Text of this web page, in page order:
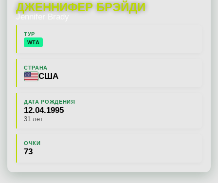
ДЖЕННИФЕР БРЭЙДИ
Jennifer Brady
ТУР
WTA
СТРАНА
США
ДАТА РОЖДЕНИЯ
12.04.1995
31 лет
ОЧКИ
73